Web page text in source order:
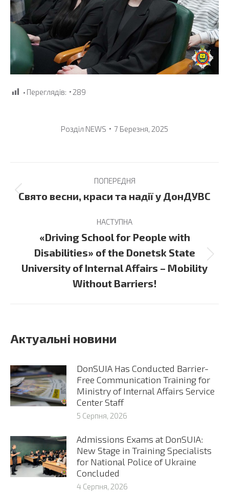
Переглядів: 289
Розділ NEWS 7 Березня, 2025
navigation
ПОПЕРЕДНЯ
Previous
Свято весни, краси та надії у ДонДУВС
НАСТУПНА
Next
post:
«Driving School for People with
Disabilities» of the Donetsk State
University of Internal Affairs – Mobility
Without Barriers!
Актуальні новини
DonSUIA Has Conducted Barrier-
Free Communication Training for
Ministry of Internal Affairs Service
Center Staff
5 Серпня, 2026
Admissions Exams at DonSUIA:
New Stage in Training Specialists
for National Police of Ukraine
Concluded
4 Серпня, 2026